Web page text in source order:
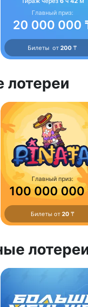
Главный приз:
20 000 000
Билеты от200 ₸
Главный приз:
100 000 000
Билеты от 20₸